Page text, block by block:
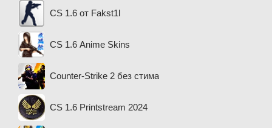
CS 1.6 от Fakst1l
CS 1.6 Anime Skins
Counter-Strike 2 без стима
CS 1.6 Printstream 2024